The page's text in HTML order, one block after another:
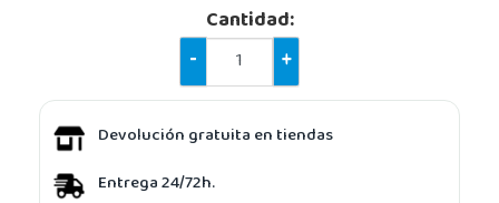
Cantidad:
-
+
Devolución gratuita en tiendas
Entrega 24/72h.